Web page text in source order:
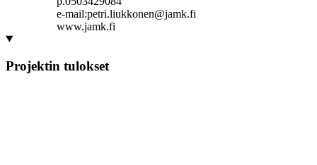
e-mail:petri.liukkonen@jamk.fi
www.jamk.fi
Projektin tulokset